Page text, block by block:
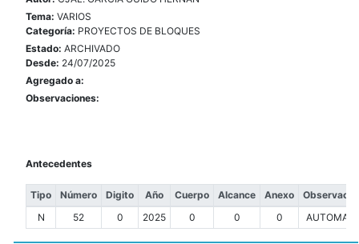
Tema: VARIOS
Categoría: PROYECTOS DE BLOQUES
Estado: ARCHIVADO
Desde: 24/07/2025
Agregado a:
Observaciones:
Antecedentes
Tipo Número Digito Año Cuerpo Alcance Anexo
N
52 0 2025 0 0 0